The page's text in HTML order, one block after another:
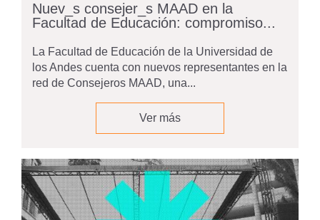
Nuev_s consejer_s MAAD en la
Facultad de Educación: compromiso...
La Facultad de Educación de la Universidad de
los Andes cuenta con nuevos representantes en la
red de Consejeros MAAD, una...
Ver más